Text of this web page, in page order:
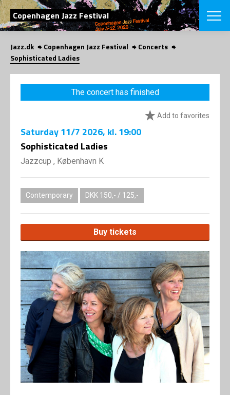
SEARCH
Copenhagen Jazz Festival
Danish
CHOOSE
VINTERJAZZ
Themes
LOCATIONS
SHOP
Jazz.dk Copenhagen Jazz Festival
Concerts
Sophisticated Ladies
The concert has finished
Add to favorites
Saturday11/7 2026, kl. 19:00
Sophisticated Ladies
Jazzcup , København K
Contemporary DKK 150,- / 125,-
Buy tickets